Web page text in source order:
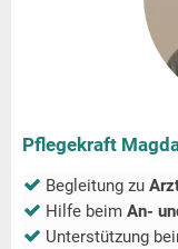
Pflegekraft
Begleitung zu
Hilfe beim An-
Unterstützung